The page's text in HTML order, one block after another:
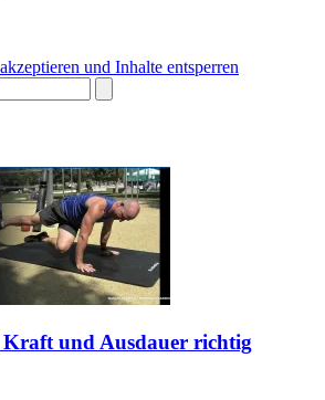
und Inhalte entsperren
und Ausdauer richtig